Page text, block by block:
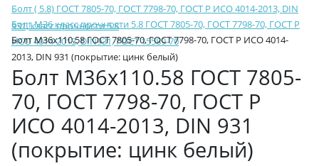
Болт ( 5.8) ГОСТ 7805-70, ГОСТ 7798-70, ГОСТ Р ИСО 4014-2013, DIN
931, класс прочности 5.8
Болт М36 класс прочности 5.8 ГОСТ 7805-70, ГОСТ 7798-70, ГОСТ Р
ИСО 4014-2013, DIN931, ГОСТ 15589-70
Болт М36х110.58 ГОСТ 7805-70, ГОСТ 7798-70, ГОСТ Р ИСО 4014-
2013, DIN 931 (покрытие: цинк белый)
Болт М36х110.58 ГОСТ 7805-
70, ГОСТ 7798-70, ГОСТ Р
ИСО 4014-2013, DIN 931
(покрытие: цинк белый)